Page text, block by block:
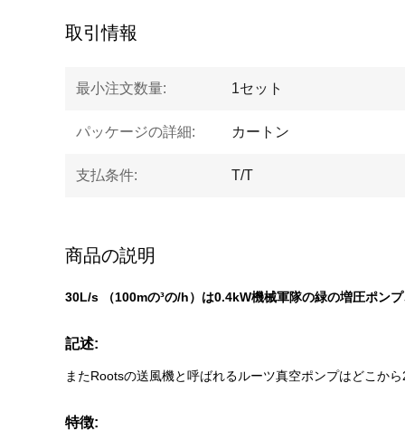
取引情報
最小注文数量: 1セット
パッケージの詳細: カートン
支払条件: T/T
商品の説明
30L/s （100mの³の/h）は0.4kW機械軍隊の緑の増圧ポン
記述:
またRootsの送風機と呼ばれるルーツ真空ポンプはどこか
特徴: